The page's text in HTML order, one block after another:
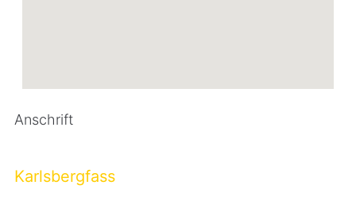
Anschrift
Karlsbergfass